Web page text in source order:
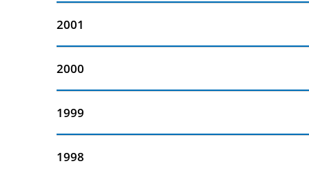
2001
2000
1999
1998